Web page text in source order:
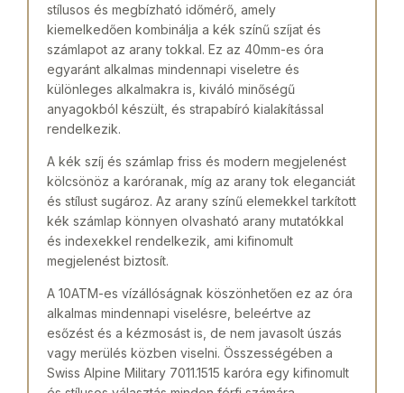
stílusos és megbízható időmérő, amely
kiemelkedően kombinálja a kék színű szíjat és
számlapot az arany tokkal. Ez az 40mm-es óra
egyaránt alkalmas mindennapi viseletre és
különleges alkalmakra is, kiváló minőségű
anyagokból készült, és strapabíró kialakítással
rendelkezik.
A kék szíj és számlap friss és modern megjelenést
kölcsönöz a karóranak, míg az arany tok eleganciát
és stílust sugároz. Az arany színű elemekkel tarkított
kék számlap könnyen olvasható arany mutatókkal
és indexekkel rendelkezik, ami kifinomult
megjelenést biztosít.
A 10ATM-es vízállóságnak köszönhetően ez az óra
alkalmas mindennapi viselésre, beleértve az
esőzést és a kézmosást is, de nem javasolt úszás
vagy merülés közben viselni. Összességében a
Swiss Alpine Military 7011.1515 karóra egy kifinomult